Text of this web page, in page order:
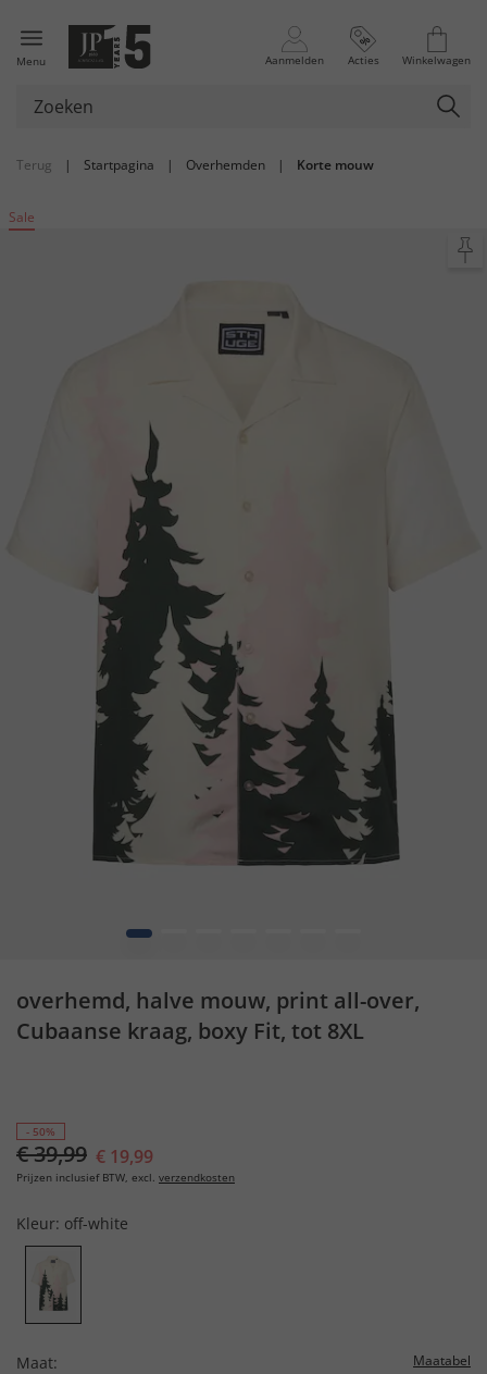
Menu Aanmelden Acties Winkelwagen
Terug | Startpagina | Overhemden | Korte mouw
Sale
1
overhemd, halve mouw, print all-over,
Cubaanse kraag, boxy Fit, tot 8XL
- 50%
€ 39,99 € 19,99
Prijzen inclusief BTW, excl. verzendkosten
Kleur: off-white
Maat: Maatabel